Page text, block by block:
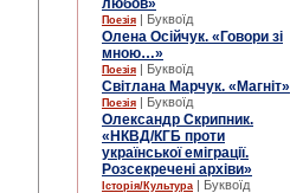
любов»
Поезія | Буквоїд
Олена Осійчук. «Говори зі
мною…»
Поезія | Буквоїд
Світлана Марчук. «Магніт»
Поезія | Буквоїд
Олександр Скрипник.
«НКВД/КГБ проти
української еміграції.
Розсекречені архіви»
Історія/Культура | Буквоїд